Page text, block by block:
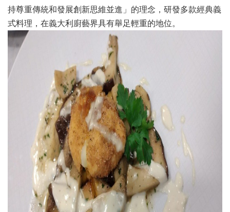
持尊重傳統和發展創新思維並進」的理念，研發多款經典義
式料理，在義大利廚藝界具有舉足輕重的地位。